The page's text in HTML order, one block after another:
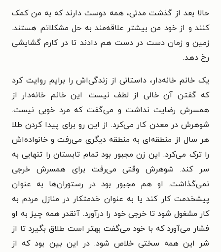
حالا بعد از گذشت مدتی، همه دوست دارند که به من کمک
کنند و از خود من بیشتر علاقه‌مند به حل مشکلاتم هستند.
زمین و زمان دست در دست هم دادند تا در کارم گشایشی
رخ دهد.
یک خانم خانه‌دار، داستانی از زندگی‌اش را برایم روایت کرد
که گفتن آن خالی از لطف نیست. این خانم خانه‌دار از
همسرش رضایت نداشت و می‌گفت که مرد خوبی نیست.
شوهرش در معدن کار می‌کرد. از این رو برای پیدا کردن طلا
هر سال از منطقه‌ای به منطقه دیگری می‌رفت و خانواده‌اش
را ترک می‌کرد. این زن مجبور بود تمام تابستان را تنهایی به
سر کند. شوهرش وقتی می‌رفت برای همسرش خرجی
نمی‌گذاشت. او هم مجبور بود در رستوران‌ها به عنوان
پیشخدمت کار کند یا به عنوان خدمتکار در منازل مردم به
کار مشغول شود تا خرجی خود را درآورد. آنقدر همه چیز به او
فشار می‌آورد که با خود می‌گفت بهتر است طلاق بگیرد تا از
شر این همه سختی خلاص شود. در این بین بود که از